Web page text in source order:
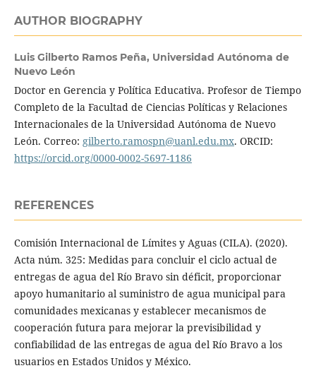
AUTHOR BIOGRAPHY
Luis Gilberto Ramos Peña, Universidad Autónoma de
Nuevo León
Doctor en Gerencia y Política Educativa. Profesor de Tiempo
Completo de la Facultad de Ciencias Políticas y Relaciones
Internacionales de la Universidad Autónoma de Nuevo
León. Correo: gilberto.ramospn@uanl.edu.mx. ORCID:
https://orcid.org/0000-0002-5697-1186
REFERENCES
Comisión Internacional de Límites y Aguas (CILA). (2020).
Acta núm. 325: Medidas para concluir el ciclo actual de
entregas de agua del Río Bravo sin déficit, proporcionar
apoyo humanitario al suministro de agua municipal para
comunidades mexicanas y establecer mecanismos de
cooperación futura para mejorar la previsibilidad y
confiabilidad de las entregas de agua del Río Bravo a los
usuarios en Estados Unidos y México.